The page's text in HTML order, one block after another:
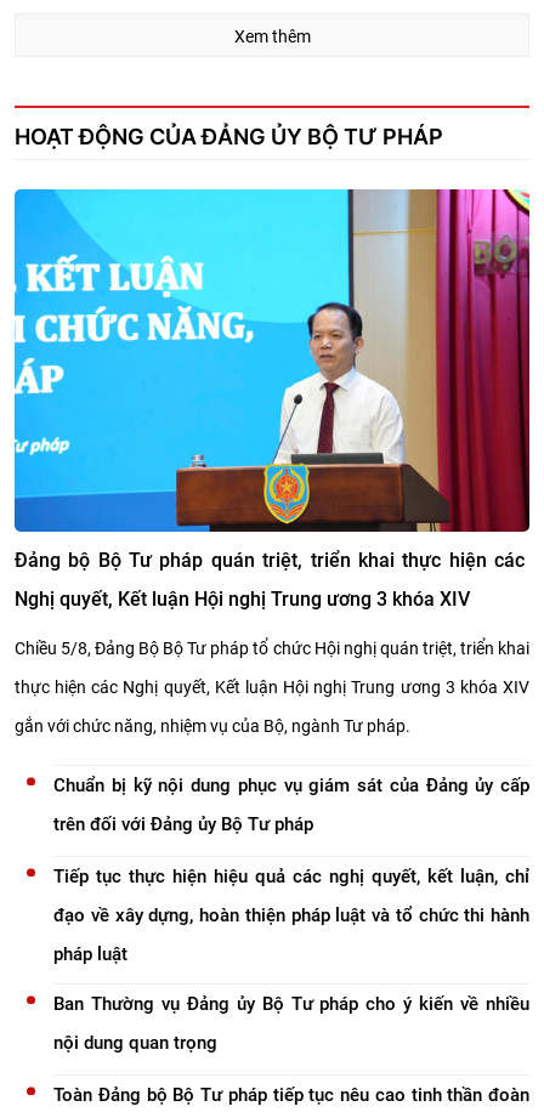
Tạo đột phá, nâng cao hiệu quả công tác tổ chức thi hành
Bảo đảm Đề án “Chiến lược hoàn thiện hệ thống pháp luật
tiễn cao
Đề xuất sửa đổi, bổ sung Thông tư quy định về thời hạn
lưu trữ hồ sơ, tài liệu
Hồ sơ dự án Luật về văn bản quy phạm pháp luật: Hoàn
thiện thẩm quyền, nội dung ban hành văn bản quy phạm
Bộ trưởng Hoàng Thanh Tùng: Tập trung cao độ hoàn
thiện thể chế, bảo đảm tiến độ các dự án luật
Xem thêm
HOẠT ĐỘNG CỦA ĐẢNG ỦY BỘ TƯ PHÁP
Đảng bộ Bộ Tư pháp quán triệt, triển khai thực hiện các
Nghị quyết, Kết luận Hội nghị Trung ương 3 khóa XIV
Chiều 5/8, Đảng Bộ Bộ Tư pháp tổ chức Hội nghị quán triệt, triển khai
thực hiện các Nghị quyết, Kết luận Hội nghị Trung ương 3 khóa XIV
gắn với chức năng, nhiệm vụ của Bộ, ngành Tư pháp.
Chuẩn bị kỹ nội dung phục vụ giám sát của Đảng ủy cấp
trên đối với Đảng ủy Bộ Tư pháp
Tiếp tục thực hiện hiệu quả các nghị quyết, kết luận, chỉ
đạo về xây dựng, hoàn thiện pháp luật và tổ chức thi hành
pháp luật
Ban Thường vụ Đảng ủy Bộ Tư pháp cho ý kiến về nhiều
nội dung quan trọng
Toàn Đảng bộ Bộ Tư pháp tiếp tục nêu cao tinh thần đoàn